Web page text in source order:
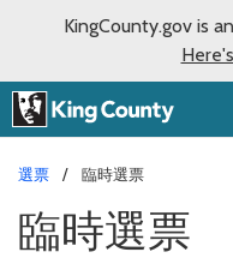
KingCounty.gov is
選票 臨時選票
臨時選票